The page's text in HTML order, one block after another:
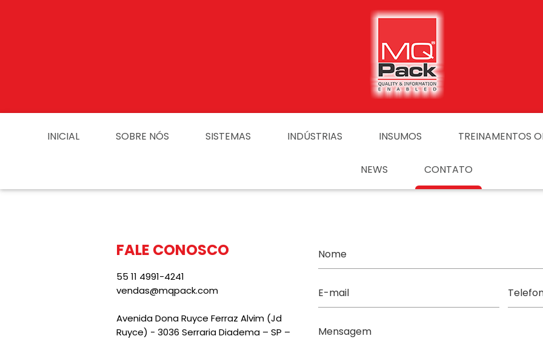
INICIAL SOBRE NÓS SISTEMAS INDÚSTRIAS INSUMOS TREINAMENTOS
NEWS CONTATO
FALE CONOSCO
55 11 4991-4241
vendas@mqpack.com
Avenida Dona Ruyce Ferraz Alvim (Jd
Ruyce) - 3036 Serraria Diadema – SP –
Nome
E-mail
Mensagem